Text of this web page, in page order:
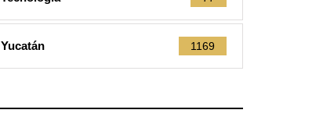
Yucatán 1169